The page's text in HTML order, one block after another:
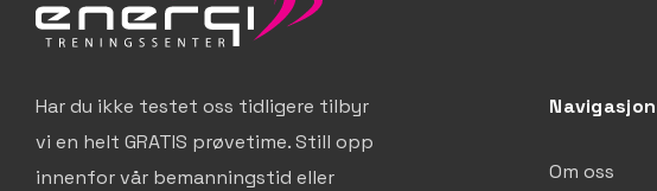
Har du ikke testet oss tidligere tilbyr
vi en helt GRATIS prøvetime. Still opp
innenfor vår bemanningstid eller
Navigasjon
Om oss